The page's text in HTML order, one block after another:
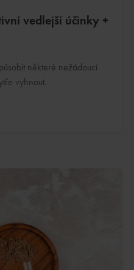
vedlejší účinky +
některé nežádoucí
vyhnout.